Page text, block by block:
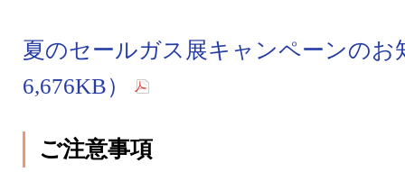
夏のセールガス展キャンペーンのお
6,676KB）
ご注意事項